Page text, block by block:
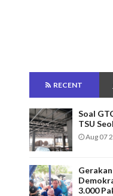
RECENT
Soal
TSU
Aug 07
3.000